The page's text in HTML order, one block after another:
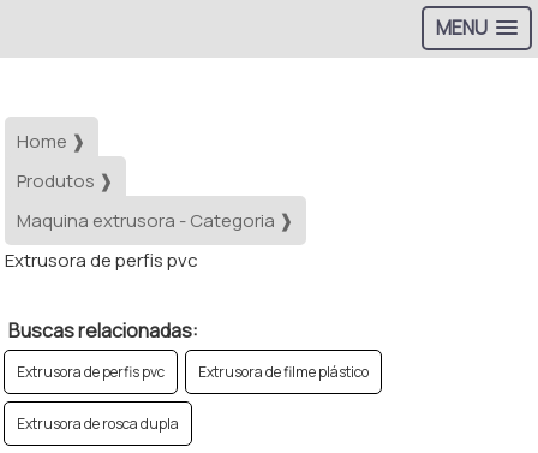
MENU
Home ❱
Produtos ❱
Maquina extrusora - Categoria ❱
Extrusora de perfis pvc
Buscas relacionadas:
Extrusora de perfis pvc Extrusora de filme plástico
Extrusora de rosca dupla